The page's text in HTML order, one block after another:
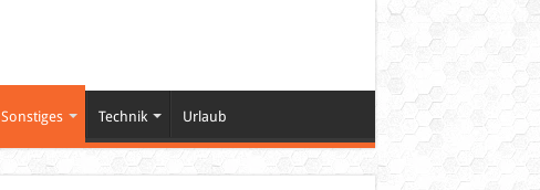
Sonstiges Technik Urlaub